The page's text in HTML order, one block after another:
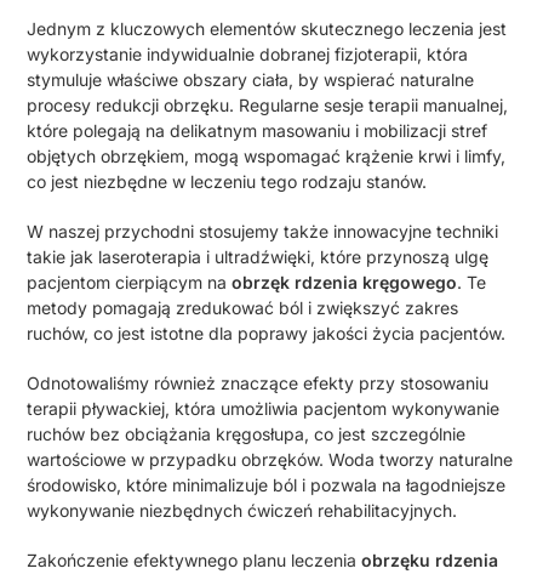
Jednym z kluczowych elementów skutecznego leczenia jest
wykorzystanie indywidualnie dobranej fizjoterapii, która
stymuluje właściwe obszary ciała, by wspierać naturalne
procesy redukcji obrzęku. Regularne sesje terapii manualnej,
które polegają na delikatnym masowaniu i mobilizacji stref
objętych obrzękiem, mogą wspomagać krążenie krwi i limfy,
co jest niezbędne w leczeniu tego rodzaju stanów.
W naszej przychodni stosujemy także innowacyjne techniki
takie jak laseroterapia i ultradźwięki, które przynoszą ulgę
pacjentom cierpiącym naobrzęk rdzenia kręgowego. Te
metody pomagają zredukować ból i zwiększyć zakres
ruchów, co jest istotne dla poprawy jakości życia pacjentów.
Odnotowaliśmy również znaczące efekty przy stosowaniu
terapii pływackiej, która umożliwia pacjentom wykonywanie
ruchów bez obciążania kręgosłupa, co jest szczególnie
wartościowe w przypadku obrzęków. Woda tworzy naturalne
środowisko, które minimalizuje ból i pozwala na łagodniejsze
wykonywanie niezbędnych ćwiczeń rehabilitacyjnych.
Zakończenie efektywnego planu leczeniaobrzęku rdzenia